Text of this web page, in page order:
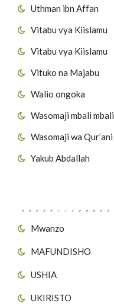
Uthman ibn Affan
Vitabu vya Kiislamu
Vitabu vya Kiislamu
Vituko na Majabu
Walio ongoka
Wasomaji mbali mbali
Wasomaji wa Qur’ani
Yakub Abdallah
Mwanzo
MAFUNDISHO
USHIA
UKIRISTO